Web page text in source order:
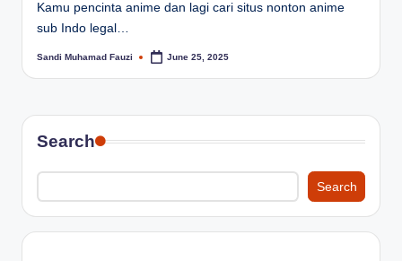
Kamu pencinta anime dan lagi cari situs nonton anime
sub Indo legal…
Posted
Sandi Muhamad Fauzi June 25, 2025
Search
Search